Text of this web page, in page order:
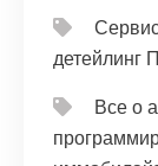
детейлинг
Все о